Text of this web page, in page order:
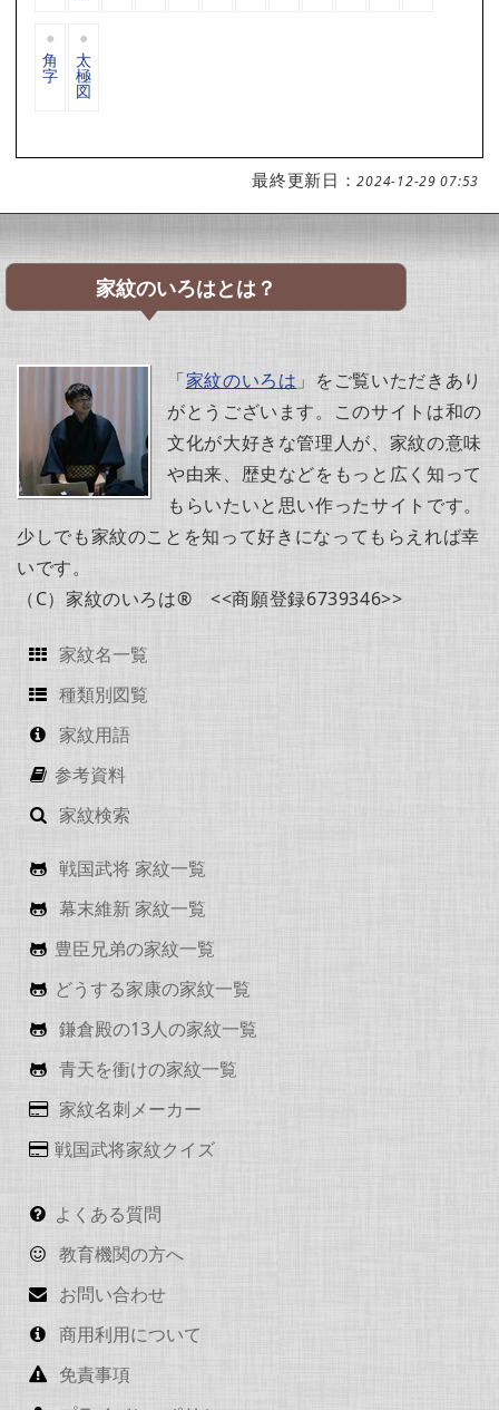
角
字
太
極
図
最終更新日：2024-12-29 07:53
家紋のいろはとは？
「家紋のいろは」をご覧いただきあり
がとうございます。このサイトは和の
文化が大好きな管理人が、家紋の意味
や由来、歴史などをもっと広く知って
もらいたいと思い作ったサイトです。
少しでも家紋のことを知って好きになってもらえれば幸
いです。
（C）家紋のいろは® <<商願登録6739346>>
家紋名一覧
種類別図覧
家紋用語
参考資料
家紋検索
戦国武将 家紋一覧
幕末維新 家紋一覧
豊臣兄弟の家紋一覧
どうする家康の家紋一覧
鎌倉殿の13人の家紋一覧
青天を衝けの家紋一覧
家紋名刺メーカー
戦国武将家紋クイズ
よくある質問
教育機関の方へ
お問い合わせ
商用利用について
免責事項